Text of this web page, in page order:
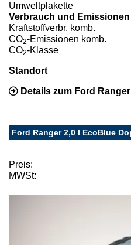
Umweltplakette
Verbrauch und Emissionen
Kraftstoffverbr. komb.
CO2-Emissionen komb.
CO2-Klasse
Standort
Details zum Ford
Ford Ranger 2,0 l EcoBlue
Preis:
MWSt: